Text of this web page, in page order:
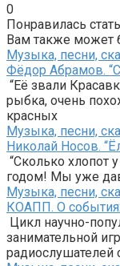
0
Понравилась
Вам также может
Музыка, песни,
Фёдор Абрамов.
“Её звали
рыбка, очень
красных
Музыка, песни,
Николай Носов.
“Сколько
годом! Мы уже
Музыка, песни,
КОАПП. О
Цикл научно-
занимательной
радиослушателей